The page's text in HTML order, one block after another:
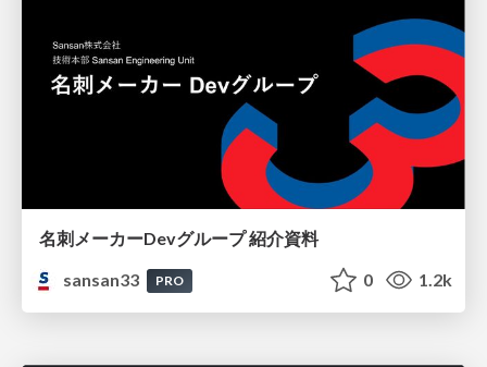
名刺メーカーDevグループ 紹介資料
sansan33
PRO 0 1.2k